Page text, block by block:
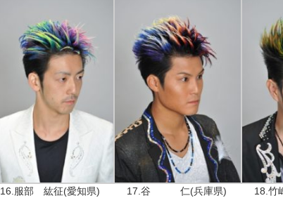
16.服部 紘征(愛知県) 17.谷 仁(兵庫県) 18.